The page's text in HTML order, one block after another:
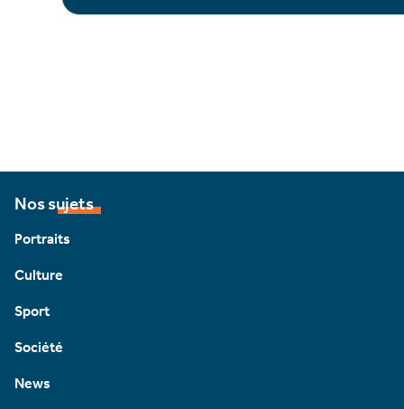
Nos sujets
Portraits
Culture
Sport
Société
News